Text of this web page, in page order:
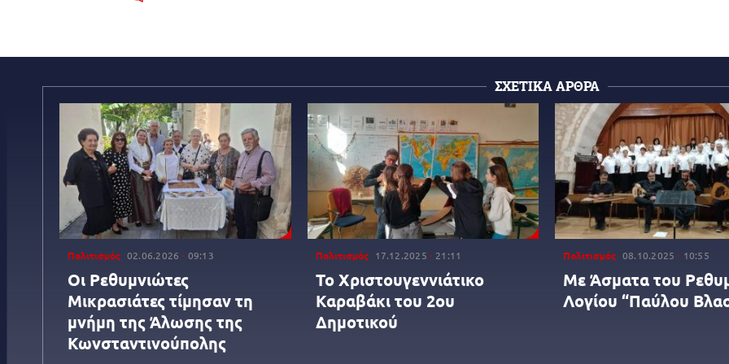
ΣΧΕΤΙΚΑ ΑΡΘΡΑ
Πολιτισμός 02.06.2026 09:13
Οι Ρεθυμνιώτες
Μικρασιάτες τίμησαν τη
μνήμη της Άλωσης της
Κωνσταντινούπολης
Πολιτισμός 17.12.2025 21:11
To Xριστουγεννιάτικο
Καραβάκι του 2ου
Δημοτικού
Πολιτισμός 08.10.2025 10:55
Με Άσματα του
Λογίου “Παύλου